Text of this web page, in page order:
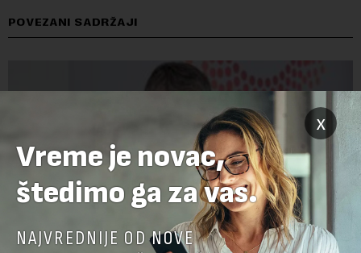
POVEZANI SADRŽAJI
x
Vreme je novac,
štedimo ga za vas.
NAJVREDNIJE OD NOVE